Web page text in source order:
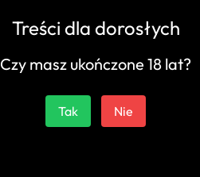
Treści dla dorosłych
Czy masz ukończone 18 lat?
Tak Nie